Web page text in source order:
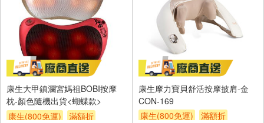
康生大甲鎮瀾宮媽祖BOBI按摩
枕-顏色隨機出貨<蝴蝶款>
康生(800免運)
滿額折
康生摩力寶貝舒活按摩披肩-金
CON-169
康生(800免運)
滿額折